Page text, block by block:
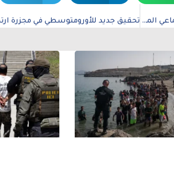
مصر: أفرجوا عن مستخدمي وسائل التواصل الاجتماعي المحتجزين لمساندتهم الدعوات إلى إنهاء حكم الرئيس عبد الفتاح السيسي